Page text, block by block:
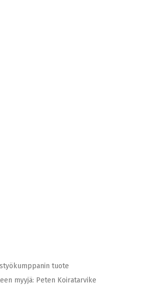
tuote
myyjä: Peten Koiratarvike